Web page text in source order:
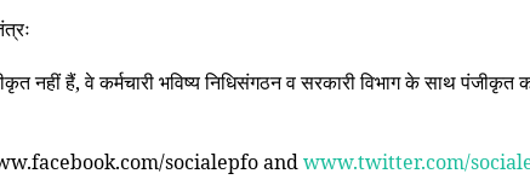
नहीं हैं, वे कर्मचारी भविष्य निधिसंगठन व सरकारी विभाग के साथ
socialepfo andwww.twitter.com/